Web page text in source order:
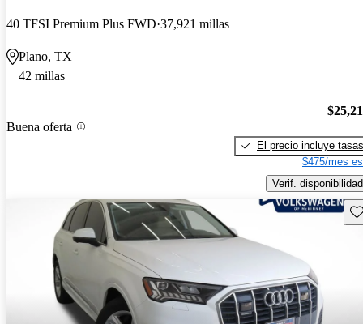
40 TFSI Premium Plus FWD 37,921 millas
Plano, TX
42 millas
Buena oferta
El precio incluye tasas
$475/mes
Verif. disponibilidad